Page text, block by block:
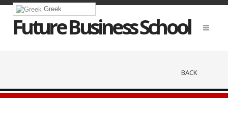
Greek
Future Business School
BACK